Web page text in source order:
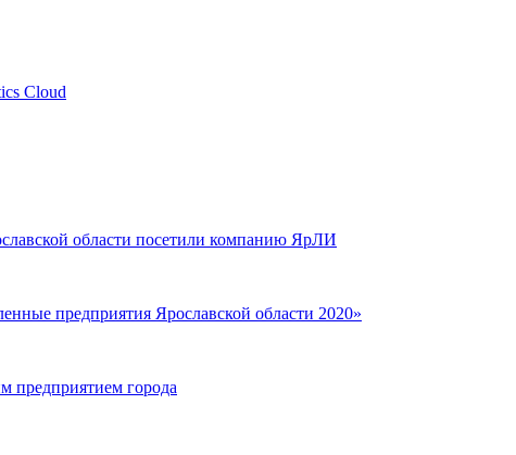
Cloud
области посетили компанию ЯрЛИ
предприятия Ярославской области 2020»
предприятием города